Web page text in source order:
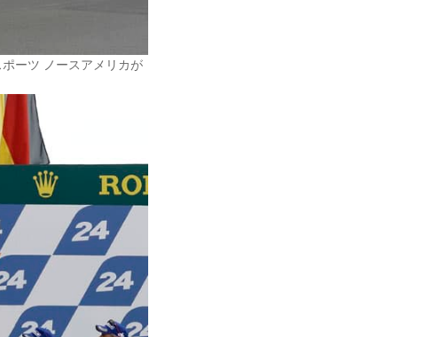
ーツ ノースアメリカが